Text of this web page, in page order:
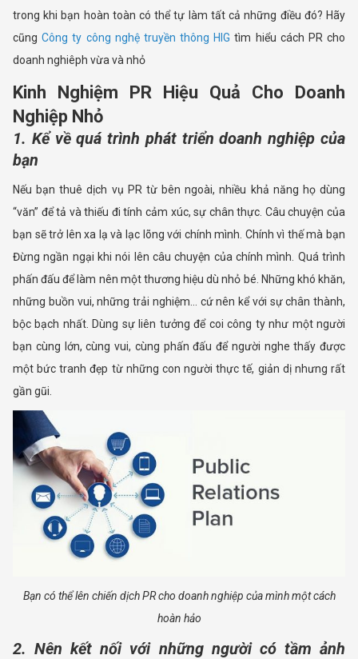
trong khi bạn hoàn toàn có thể tự làm tất cả những điều đó? Hãy
cũngCông ty công nghệ truyền thông HIG tìm hiểu cách PR cho
doanh nghiêph vừa và nhỏ
Kinh Nghiệm PR Hiệu Quả Cho Doanh
Nghiệp Nhỏ
1. Kể về quá trình phát triển doanh nghiệp của
bạn
Nếu bạn thuê dịch vụ PR từ bên ngoài, nhiều khả năng họ dùng
“văn” để tả và thiếu đi tính cảm xúc, sự chân thực. Câu chuyện của
bạn sẽ trở lên xa lạ và lạc lõng với chính mình. Chính vì thế mà bạn
Đừng ngần ngại khi nói lên câu chuyện của chính mình. Quá trình
phấn đấu để làm nên một thương hiệu dù nhỏ bé. Những khó khăn,
những buồn vui, những trải nghiệm… cứ nên kể với sự chân thành,
bộc bạch nhất. Dùng sự liên tưởng để coi công ty như một người
bạn cùng lớn, cùng vui, cùng phấn đấu để người nghe thấy được
một bức tranh đẹp từ những con người thực tế, giản dị nhưng rất
gần gũi.
Bạn có thể lên chiến dịch PR cho doanh nghiệp của mình một cách
hoàn hảo
2. Nên kết nối với những người có tầm ảnh